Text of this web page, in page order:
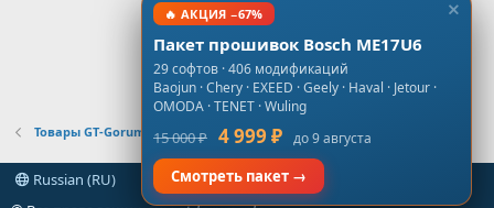
Товары GT-Gorum.Info
Russian (RU)
🔥 АКЦИЯ −67%
Пакет прошивок Bosch ME17U6
29 софтов · 406 модификаций
Baojun · Chery · EXEED · Geely · Haval · Jetour ·
OMODA · TENET · Wuling
15 000 ₽ 4 999 ₽ до 9 августа
Смотреть пакет →